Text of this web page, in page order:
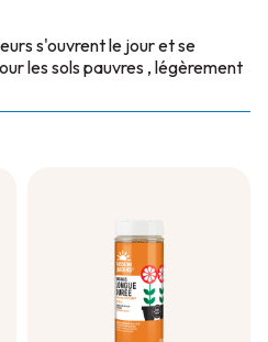
s'ouvrent le jour et se
les sols pauvres , légèrement